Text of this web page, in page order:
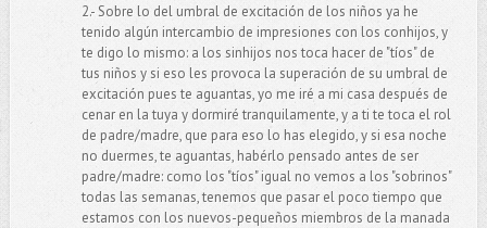
2.- Sobre lo del umbral de excitación de los niños ya he
tenido algún intercambio de impresiones con los conhijos, y
te digo lo mismo: a los sinhijos nos toca hacer de "tíos" de
tus niños y si eso les provoca la superación de su umbral de
excitación pues te aguantas, yo me iré a mi casa después de
cenar en la tuya y dormiré tranquilamente, y a ti te toca el rol
de padre/madre, que para eso lo has elegido, y si esa noche
no duermes, te aguantas, habérlo pensado antes de ser
padre/madre: como los "tíos" igual no vemos a los "sobrinos"
todas las semanas, tenemos que pasar el poco tiempo que
estamos con los nuevos-pequeños miembros de la manada